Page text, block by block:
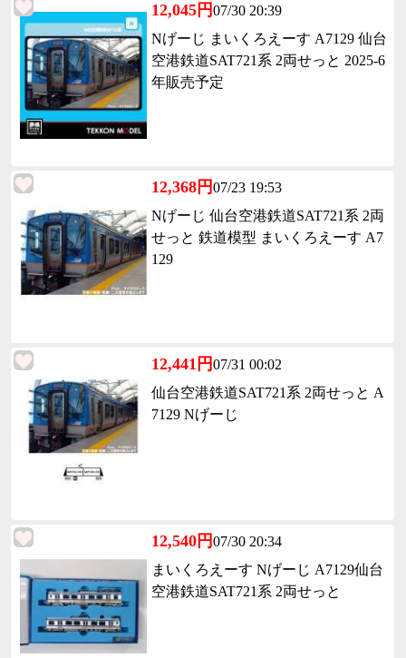
12,045円07/30 20:39
Nげーじ まいくろえーす A7129 仙台
空港鉄道SAT721系 2両せっと 2025-6
年販売予定
12,368円07/23 19:53
Nげーじ 仙台空港鉄道SAT721系 2両
せっと 鉄道模型 まいくろえーす A7
129
12,441円07/31 00:02
仙台空港鉄道SAT721系 2両せっと A
7129 Nげーじ
12,540円07/30 20:34
まいくろえーす Nげーじ A7129仙台
空港鉄道SAT721系 2両せっと